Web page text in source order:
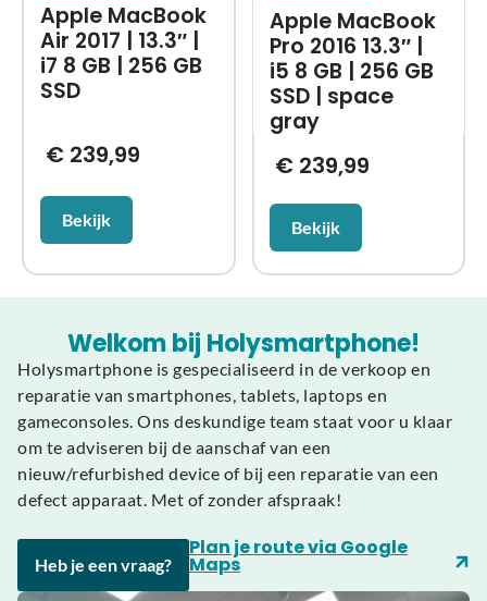
Apple MacBook
Air 2017 | 13.3″ |
i7 8 GB | 256 GB
SSD
€239,99
Bekijk
Apple MacBook
Pro 2016 13.3″ |
i5 8 GB | 256 GB
SSD | space
gray
€ 239,99
Bekijk
Welkom bij Holysmartphone!
Holysmartphone is gespecialiseerd in de verkoop en
reparatie van smartphones, tablets, laptops en
gameconsoles. Ons deskundige team staat voor u klaar
om te adviseren bij de aanschaf van een
nieuw/refurbished device of bij een reparatie van een
defect apparaat. Met of zonder afspraak!
Heb je een vraag?
Plan je route via Google
Maps